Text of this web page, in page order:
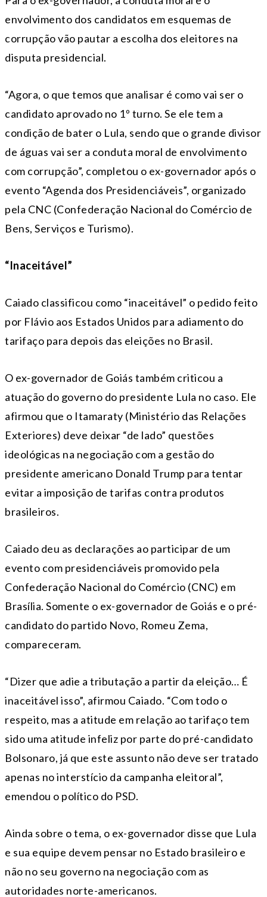
envolvimento dos candidatos em esquemas de
corrupção vão pautar a escolha dos eleitores na
disputa presidencial.
“Agora, o que temos que analisar é como vai ser o
candidato aprovado no 1º turno. Se ele tem a
condição de bater o Lula, sendo que o grande divisor
de águas vai ser a conduta moral de envolvimento
com corrupção”, completou o ex-governador após o
evento “Agenda dos Presidenciáveis”, organizado
pela CNC (Confederação Nacional do Comércio de
Bens, Serviços e Turismo).
“Inaceitável”
Caiado classificou como “inaceitável” o pedido feito
por Flávio aos Estados Unidos para adiamento do
tarifaço para depois das eleições no Brasil.
O ex-governador de Goiás também criticou a
atuação do governo do presidente Lula no caso. Ele
afirmou que o Itamaraty (Ministério das Relações
Exteriores) deve deixar “de lado” questões
ideológicas na negociação com a gestão do
presidente americano Donald Trump para tentar
evitar a imposição de tarifas contra produtos
brasileiros.
Caiado deu as declarações ao participar de um
evento com presidenciáveis promovido pela
Confederação Nacional do Comércio (CNC) em
Brasília. Somente o ex-governador de Goiás e o pré-
candidato do partido Novo, Romeu Zema,
compareceram.
“Dizer que adie a tributação a partir da eleição… É
inaceitável isso”, afirmou Caiado. “Com todo o
respeito, mas a atitude em relação ao tarifaço tem
sido uma atitude infeliz por parte do pré-candidato
Bolsonaro, já que este assunto não deve ser tratado
apenas no interstício da campanha eleitoral”,
emendou o político do PSD.
Ainda sobre o tema, o ex-governador disse que Lula
e sua equipe devem pensar no Estado brasileiro e
não no seu governo na negociação com as
autoridades norte-americanos.